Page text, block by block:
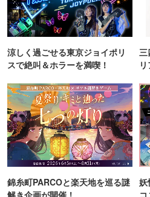
涼しく過ごせる東京ジョイポリ
スで絶叫＆ホラーを満喫！
三
錦糸町PARCOと楽天地を巡る謎
解き企画が開催！
妖